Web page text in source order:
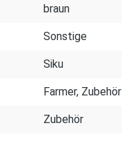
braun
Sonstige
Siku
Farmer, Zubehör
Zubehör